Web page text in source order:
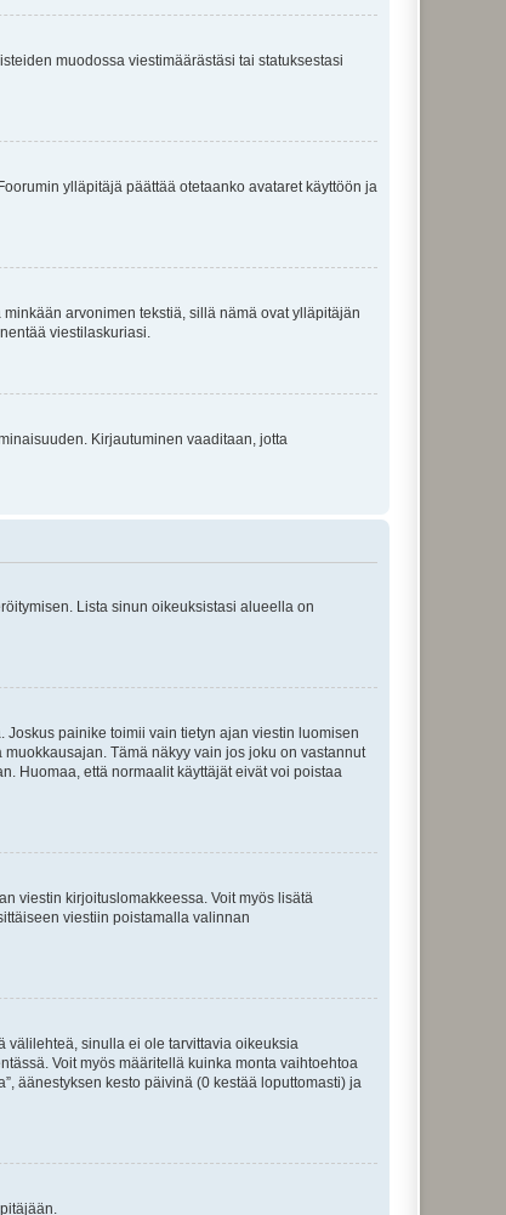
muodossa viestimäärästäsi tai statuksestasi
ylläpitäjä päättää otetaanko avataret käyttöön ja
arvonimen tekstiä, sillä nämä ovat ylläpitäjän
viestilaskuriasi.
Kirjautuminen vaaditaan, jotta
Lista sinun oikeuksistasi alueella on
painike toimii vain tietyn ajan viestin luomisen
Tämä näkyy vain jos joku on vastannut
Huomaa, että normaalit käyttäjät eivät voi poistaa
viestin kirjoituslomakkeessa. Voit myös lisätä
viestiin poistamalla valinnan
välilehteä, sinulla ei ole tarvittavia oikeuksia
Voit myös määritellä kuinka monta vaihtoehtoa
äänestyksen kesto päivinä (0 kestää loputtomasti) ja